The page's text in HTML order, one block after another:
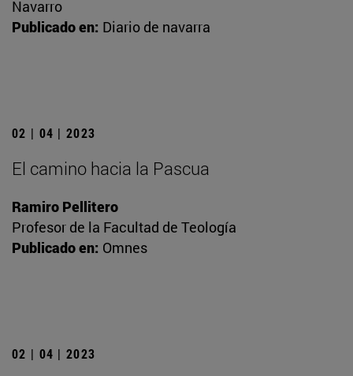
Navarro
Publicado en: Diario de navarra
02 | 04 | 2023
El camino hacia la Pascua
Ramiro Pellitero
Profesor de la Facultad de Teología
Publicado en: Omnes
02 | 04 | 2023